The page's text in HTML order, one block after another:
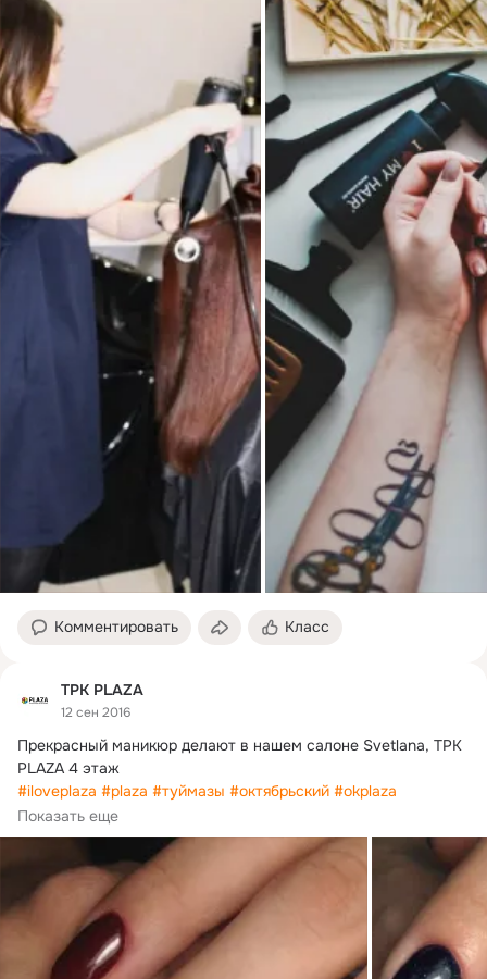
Комментировать Класс
ТРК PLAZA
12 сен 2016
Прекрасный маникюр делают в нашем салоне Svetlana, ТРК
#iloveplaza #plaza #туймазы #октябрьский #okplaza
#plaza_ok #woman
Показать еще